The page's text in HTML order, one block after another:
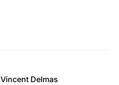
Vincent Delmas